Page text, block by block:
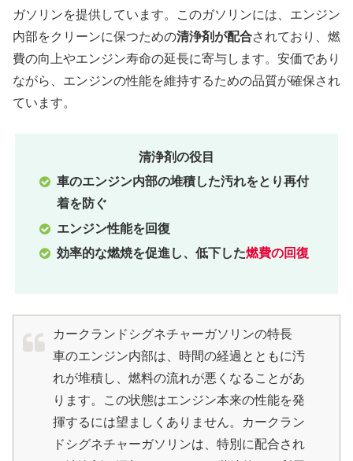
ガソリンを提供しています。このガソリンには、エンジン
内部をクリーンに保つための清浄剤が配合されており、燃
費の向上やエンジン寿命の延長に寄与します。安価であり
ながら、エンジンの性能を維持するための品質が確保され
ています。
清浄剤の役目
車のエンジン内部の堆積した汚れをとり再付
着を防ぐ
エンジン性能を回復
効率的な燃焼を促進し、低下した燃費の回復
カークランドシグネチャーガソリンの特長
車のエンジン内部は、時間の経過とともに汚
れが堆積し、燃料の流れが悪くなることがあ
ります。この状態はエンジン本来の性能を発
揮するには望ましくありません。カークラン
ドシグネチャーガソリンは、特別に配合され